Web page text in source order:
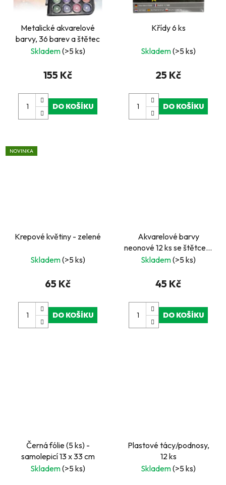
Metalické akvarelové
barvy, 36 barev a štětec
Skladem(>5 ks)
155 Kč
DO KOŠÍKU
Křídy 6 ks
Skladem(>5 ks)
25 Kč
DO KOŠÍKU
NOVINKA
Krepové květiny - zelené
Skladem(>5 ks)
65 Kč
DO KOŠÍKU
Akvarelové barvy
neonové 12 ks se štětcem
– jasné a syté odstíny
Skladem(>5 ks)
45 Kč
DO KOŠÍKU
Černá fólie (5 ks) -
samolepicí 13 x 33 cm
Skladem(>5 ks)
Plastové tácy/podnosy,
12 ks
Skladem(>5 ks)